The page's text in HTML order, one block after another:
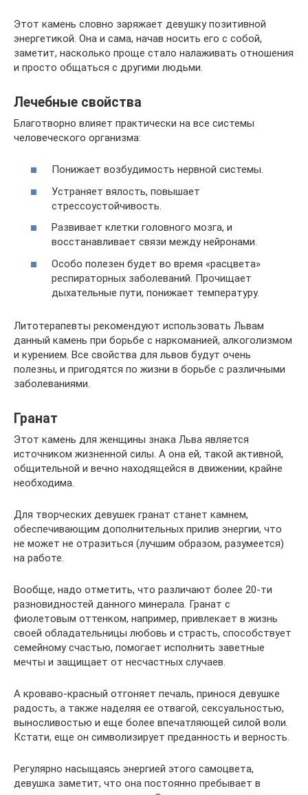
Этот камень словно заряжает девушку позитивной
энергетикой. Она и сама, начав носить его с собой,
заметит, насколько проще стало налаживать отношения
и просто общаться с другими людьми.
Лечебные свойства
Благотворно влияет практически на все системы
человеческого организма:
Понижает возбудимость нервной системы.
Устраняет вялость, повышает
стрессоустойчивость.
Развивает клетки головного мозга, и
восстанавливает связи между нейронами.
Особо полезен будет во время «расцвета»
респираторных заболеваний. Прочищает
дыхательные пути, понижает температуру.
Литотерапевты рекомендуют использовать Львам
данный камень при борьбе с наркоманией, алкоголизмом
и курением. Все свойства для львов будут очень
полезны, и пригодятся по жизни в борьбе с различными
заболеваниями.
Гранат
Этот камень для женщины знака Льва является
источником жизненной силы. А она ей, такой активной,
общительной и вечно находящейся в движении, крайне
необходима.
Для творческих девушек гранат станет камнем,
обеспечивающим дополнительных прилив энергии, что
не может не отразиться (лучшим образом, разумеется)
на работе.
Вообще, надо отметить, что различают более 20-ти
разновидностей данного минерала. Гранат с
фиолетовым оттенком, например, привлекает в жизнь
своей обладательницы любовь и страсть, способствует
семейному счастью, помогает исполнить заветные
мечты и защищает от несчастных случаев.
А кроваво-красный отгоняет печаль, принося девушке
радость, а также наделяя ее отвагой, сексуальностью,
выносливостью и еще более впечатляющей силой воли.
Кстати, еще он символизирует преданность и верность.
Регулярно насыщаясь энергией этого самоцвета,
девушка заметит, что она постоянно пребывает в